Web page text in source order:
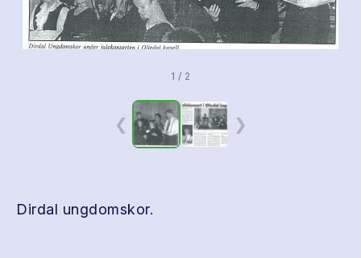
1 / 2
❮ ❯
Dirdal ungdomskor.